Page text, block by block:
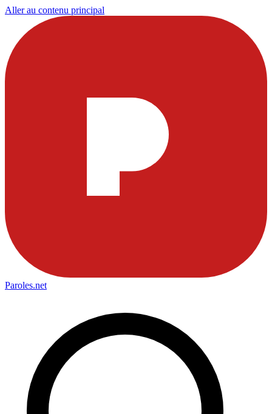
Aller au contenu principal
Paroles.net